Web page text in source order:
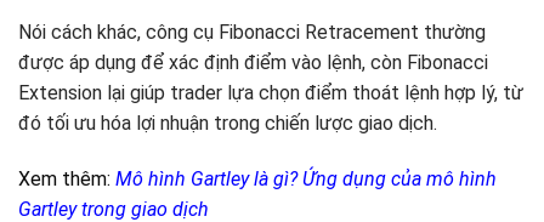
Nói cách khác, công cụ Fibonacci Retracement thường
được áp dụng để xác định điểm vào lệnh, còn Fibonacci
Extension lại giúp trader lựa chọn điểm thoát lệnh hợp lý, từ
đó tối ưu hóa lợi nhuận trong chiến lược giao dịch.
Xem thêm: Mô hình Gartley là gì? Ứng dụng của mô hình
Gartley trong giao dịch